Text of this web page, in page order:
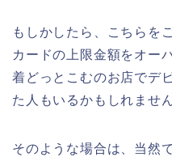
もしかしたら、こちらを
カードの上限金額をオー
着どっとこむのお店でデ
た人もいるかもしれませ
そのような場合は、当然